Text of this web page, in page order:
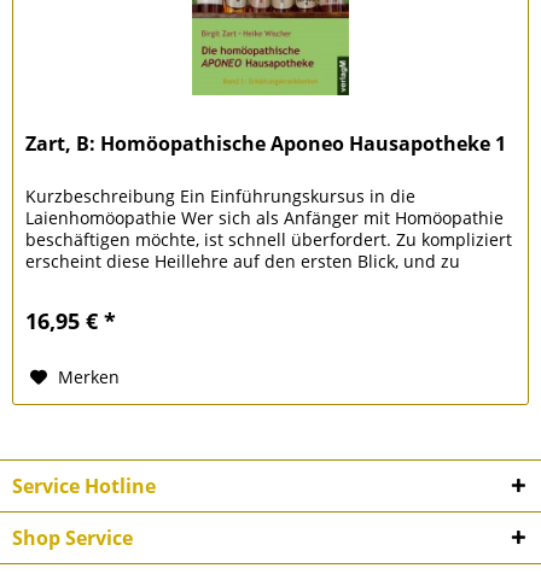
Zart, B: Homöopathische Aponeo Hausapotheke 1
Kurzbeschreibung Ein Einführungskursus in die
Laienhomöopathie Wer sich als Anfänger mit Homöopathie
beschäftigen möchte, ist schnell überfordert. Zu kompliziert
erscheint diese Heillehre auf den ersten Blick, und zu
16,95 € *
Merken
Service Hotline
Shop Service